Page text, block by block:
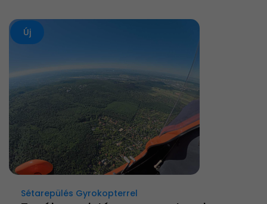
Új
Sétarepülés Gyrokopterrel